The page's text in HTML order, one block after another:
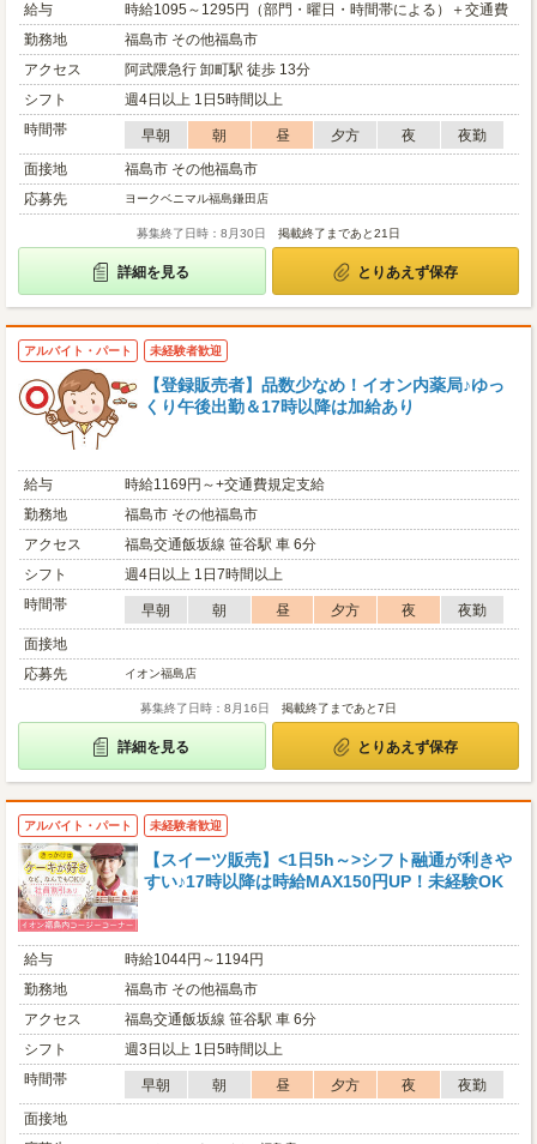
給与
時給1095～1295円（部門・曜日・時間帯による）＋交通費
勤務地
福島市 その他福島市
アクセス
阿武隈急行 卸町駅 徒歩 13分
シフト
週4日以上 1日5時間以上
時間帯
早朝 朝 昼 夕方 夜
夜勤
面接地
福島市 その他福島市
応募先
ヨークベニマル福島鎌田店
募集終了日時：8月30日 掲載終了まであと21日
詳細を見る とりあえず保存
アルバイト・パート 未経験者歓迎
【登録販売者】品数少なめ！イオン内薬局♪ゆっ
くり午後出勤＆17時以降は加給あり
給与
時給1169円～+交通費規定支給
勤務地
福島市 その他福島市
アクセス
福島交通飯坂線 笹谷駅 車 6分
シフト
週4日以上 1日7時間以上
時間帯
早朝 朝 昼 夕方 夜
夜勤
面接地
応募先
イオン福島店
募集終了日時：8月16日 掲載終了まであと7日
詳細を見る とりあえず保存
アルバイト・パート 未経験者歓迎
【スイーツ販売】<1日5h～>シフト融通が利きや
すい♪17時以降は時給MAX150円UP！未経験OK
給与
時給1044円～1194円
勤務地
福島市 その他福島市
アクセス
福島交通飯坂線 笹谷駅 車 6分
シフト
週3日以上 1日5時間以上
時間帯
早朝 朝 昼 夕方 夜
夜勤
面接地